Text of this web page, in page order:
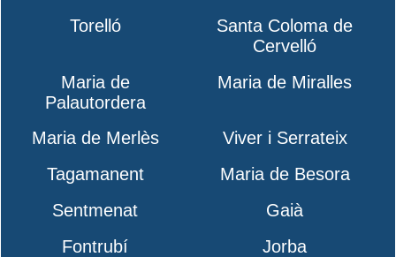
Torelló
Santa Coloma de
Cervelló
Maria de
Palautordera
Maria de Miralles
Maria de Merlès
Viver i Serrateix
Tagamanent
Maria de Besora
Sentmenat
Gaià
Fontrubí
Jorba